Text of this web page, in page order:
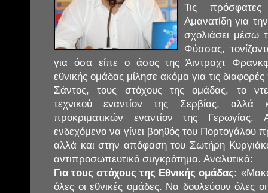
Τις
Αμανατίδη για
σχολιάσει μέσω
Φύσσας,
για όσα είπε ο άσος της Άιντραχτ
εθνικής ομάδας μίλησε ακόμα για τις
Σάντος, τους στόχους της ομάδας, το
τεχνικού εναντίον της Σερβίας,
προκριματικών εναντίον της
ενδεχόμενο να γίνει βοηθός του Πορτογάλου
αλλά και στην απόφαση του Σωτήρη
αντιπροσωπευτικό συγκρότημα. Αναλυτικά:
Για τους στόχους της Εθνικής ομάδας:
όλες οι εθνικές ομάδες. Να δουλεύουν όλες